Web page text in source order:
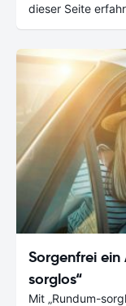
dieser Seite
Sorgenfrei
sorglos“
Mit „Rundum-